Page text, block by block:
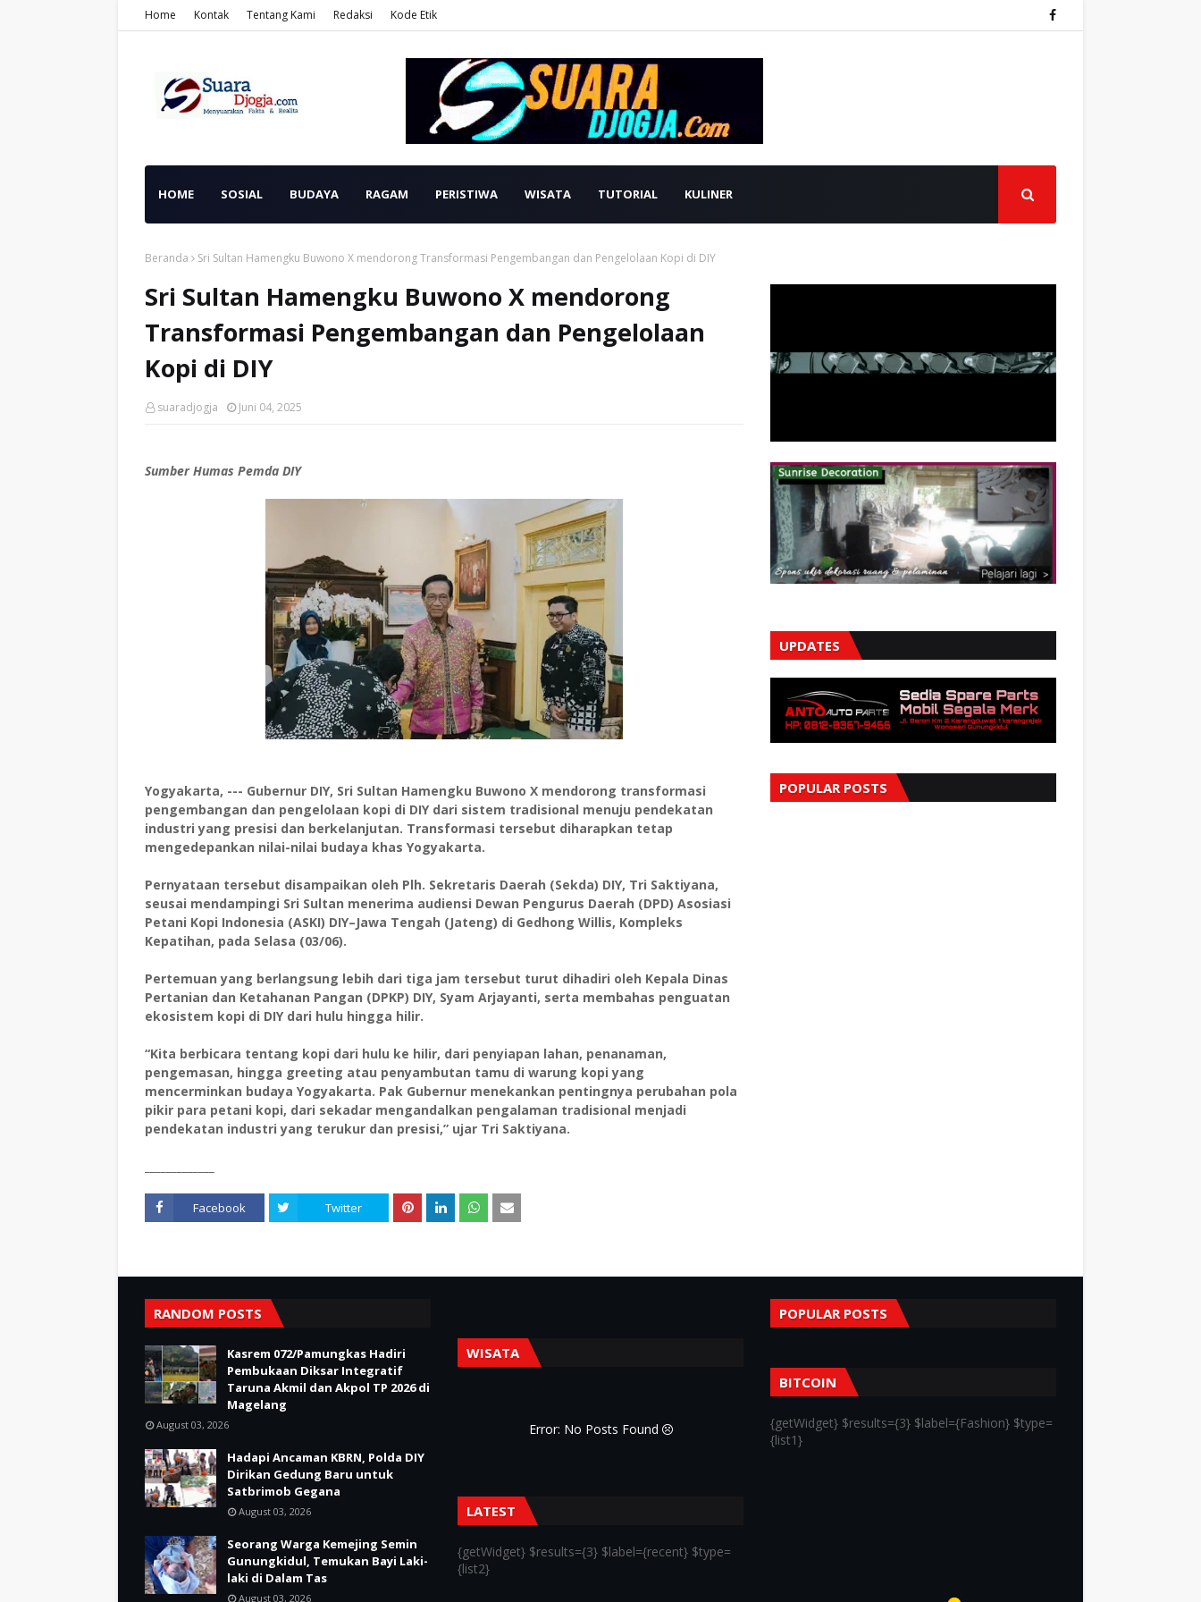
Home Kontak Tentang Kami Redaksi Kode Etik
HOME SOSIAL BUDAYA RAGAM PERISTIWA WISATA TUTORIAL KULINER
Beranda Sri Sultan Hamengku Buwono X mendorong Transformasi Pengembangan dan Pengelolaan Kopi di DIY
Sri Sultan Hamengku Buwono X mendorong
Transformasi Pengembangan dan Pengelolaan
Kopi di DIY
suaradjogja Juni 04, 2025
Sumber Humas Pemda DIY
Yogyakarta, --- Gubernur DIY, Sri Sultan Hamengku Buwono X mendorong transformasi
pengembangan dan pengelolaan kopi di DIY dari sistem tradisional menuju pendekatan
industri yang presisi dan berkelanjutan. Transformasi tersebut diharapkan tetap
mengedepankan nilai-nilai budaya khas Yogyakarta.
Pernyataan tersebut disampaikan oleh Plh. Sekretaris Daerah (Sekda) DIY, Tri Saktiyana,
seusai mendampingi Sri Sultan menerima audiensi Dewan Pengurus Daerah (DPD) Asosiasi
Petani Kopi Indonesia (ASKI) DIY–Jawa Tengah (Jateng) di Gedhong Willis, Kompleks
Kepatihan, pada Selasa (03/06).
Pertemuan yang berlangsung lebih dari tiga jam tersebut turut dihadiri oleh Kepala Dinas
Pertanian dan Ketahanan Pangan (DPKP) DIY, Syam Arjayanti, serta membahas penguatan
ekosistem kopi di DIY dari hulu hingga hilir.
“Kita berbicara tentang kopi dari hulu ke hilir, dari penyiapan lahan, penanaman,
pengemasan, hingga greeting atau penyambutan tamu di warung kopi yang
mencerminkan budaya Yogyakarta. Pak Gubernur menekankan pentingnya perubahan pola
pikir para petani kopi, dari sekadar mengandalkan pengalaman tradisional menjadi
pendekatan industri yang terukur dan presisi,” ujar Tri Saktiyana.
Facebook Twitter
UPDATES
POPULAR POSTS
RANDOM POSTS
Kasrem 072/Pamungkas Hadiri
Pembukaan Diksar Integratif
Taruna Akmil dan Akpol TP 2026 di
Magelang
August 03, 2026
Hadapi Ancaman KBRN, Polda DIY
Dirikan Gedung Baru untuk
Satbrimob Gegana
August 03, 2026
Seorang Warga Kemejing Semin
Gunungkidul, Temukan Bayi Laki-
laki di Dalam Tas
August 03, 2026
WISATA
Error: No Posts Found
LATEST
{getWidget} $results={3} $label={recent} $type=
{list2}
POPULAR POSTS
BITCOIN
{getWidget} $results={3} $label={Fashion} $type=
{list1}